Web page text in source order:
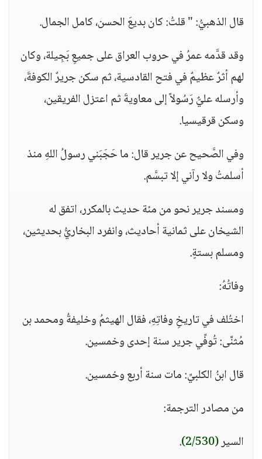
قال الذهبيُّ: " قلتُ: كان بديعَ الحسن، كامل الجمال.
وقد قدَّمه عمرُ في حروب العراق على جميعِ بَجِيلة، وكان
لهم أثرٌ عظيمٌ في فتح القادسية، ثم سكن جريرٌ الكوفةَ،
وأرسله عليٌّ رَسُولاً إلى معاويةَ ثم اعتزل الفريقين،
وسكن قرقيسيا.
وفي الصَّحيح عن جرير قال: ما حَجَبَني رسولُ اللهِ منذ
أسلمتُ ولا رآني إلا تبسَّم.
ومسند جرير نحو من مئة حديث بالمكرر، اتفق له
الشيخان على ثمانية أحاديث، وانفرد البخاريُّ بحديثين،
ومسلم بستةٍ.
وفاتُهُ:
اختُلف في تاريخِ وفاتِهِ، فقال الهيثمُ وخليفةُ ومحمد بن
مُثنَّى: تُوفِّي جرير سنة إحدى وخمسين.
قال ابنُ الكلبيِّ: مات سنة أربع وخمسين.
من مصادر الترجمة:
السير(2/530)
.